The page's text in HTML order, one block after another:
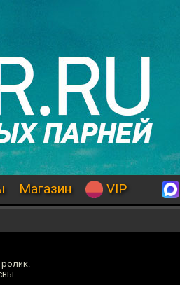
Магазин VIP